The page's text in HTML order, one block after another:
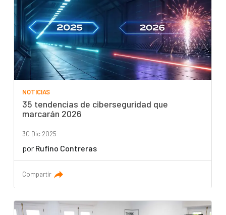
NOTICIAS
35 tendencias de ciberseguridad que
marcarán 2026
30 Dic 2025
por Rufino Contreras
Compartir